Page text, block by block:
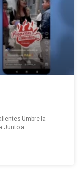
Umbrella
Junto a